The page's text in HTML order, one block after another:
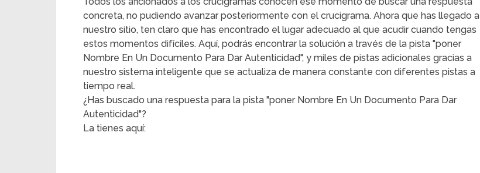
concreta, no pudiendo avanzar posteriormente con el crucigrama. Ahora que has llegado a
nuestro sitio, ten claro que has encontrado el lugar adecuado al que acudir cuando tengas
estos momentos difíciles. Aquí, podrás encontrar la solución a través de la pista "poner
Nombre En Un Documento Para Dar Autenticidad", y miles de pistas adicionales gracias a
nuestro sistema inteligente que se actualiza de manera constante con diferentes pistas a
tiempo real.
¿Has buscado una respuesta para la pista "poner Nombre En Un Documento Para Dar
Autenticidad"?
La tienes aquí: